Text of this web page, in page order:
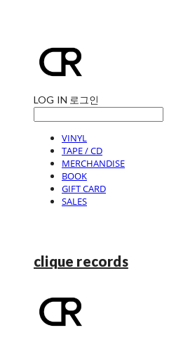
LOG IN 로그인
VINYL
TAPE / CD
MERCHANDISE
BOOK
GIFT CARD
SALES
clique records